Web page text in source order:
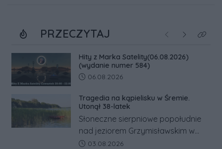
PRZECZYTAJ Poprzednie
NastępneKliknij
Hity z Marka Satelity(06.08.2026)
(wydanie numer 584)
Data dodania artykułu:
06.08.2026
Tragedia na kąpielisku w Śremie.
Utonął 38-latek
Słoneczne sierpniowe popołudnie
nad jeziorem Grzymisławskim w
powiecie śremskim zakończyło się
Data dodania artykułu:
03.08.2026